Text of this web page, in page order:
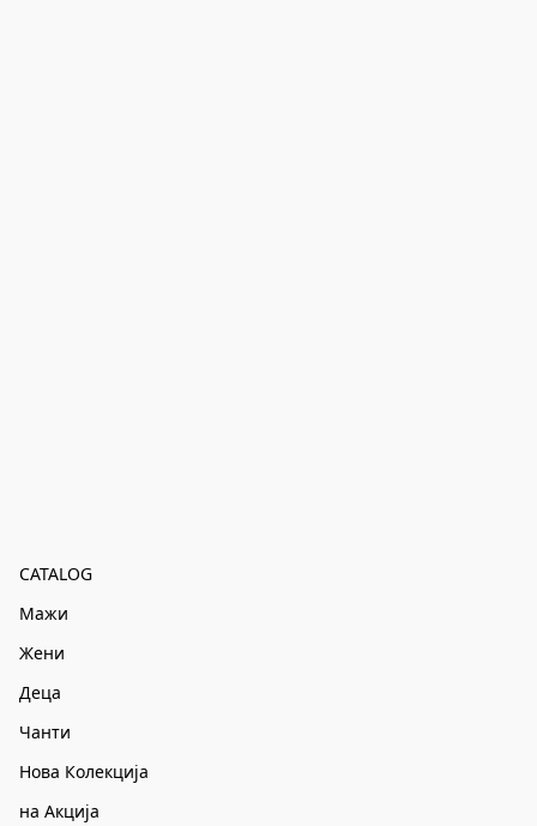
CATALOG
Мажи
Жени
Деца
Чанти
Нова Колекција
на Акција